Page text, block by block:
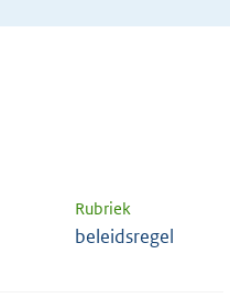
Rubriek
beleidsregel